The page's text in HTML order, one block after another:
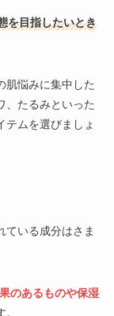
を目指したいとき
肌悩みに集中した
、たるみといった
テムを選びましょ
ている成分はさま
のあるものや保湿